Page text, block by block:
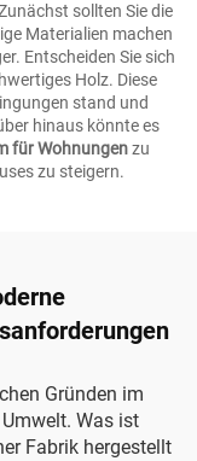
sollten Sie die
Materialien machen
Entscheiden Sie sich
Holz. Diese
stand und
hinaus könnte es
für Wohnungenzu
zu steigern.
Gründen im
Was ist
Fabrik hergestellt